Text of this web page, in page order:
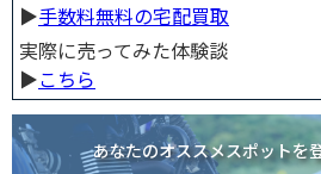
▶︎手数料無料の宅配買取
実際に売ってみた体験談
▶︎こちら
あなたのオススメスポットを